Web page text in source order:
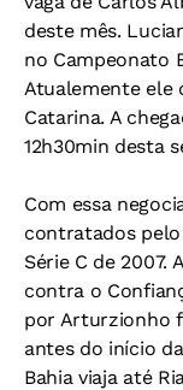
deste mês.
no Campeonato
Atualemente ele
Catarina. A
12h30min desta
Com essa
contratados
Série C de 2007.
contra o
por Arturzionho
antes do início
Bahia viaja até